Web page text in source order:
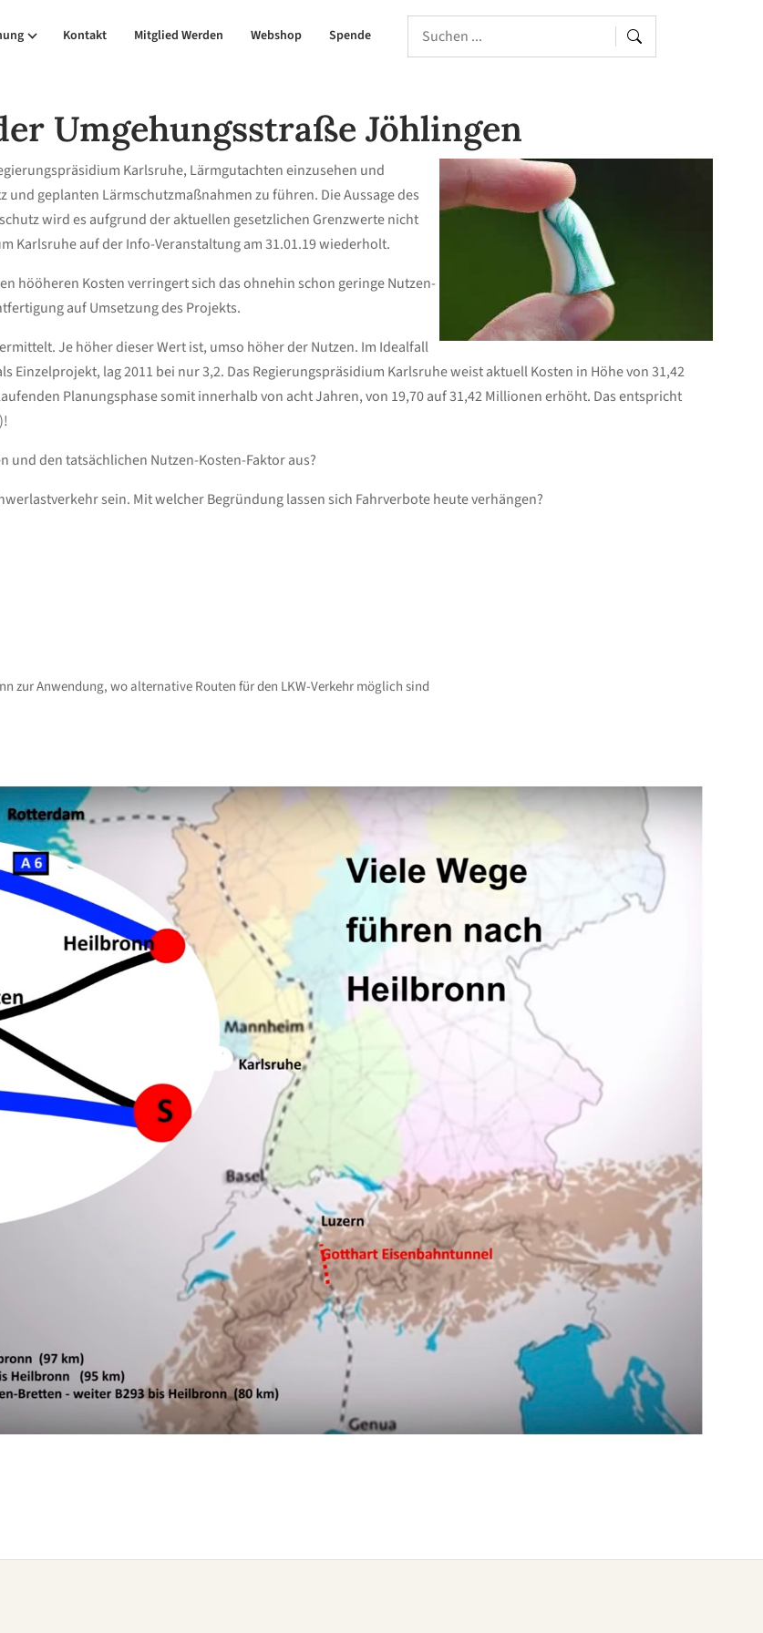
Kontakt Mitglied Werden Webshop Spende
Umgehungsstraße Jöhlingen
Karlsruhe, Lärmgutachten einzusehen und
geplanten Lärmschutzmaßnahmen zu führen. Die Aussage des
wird es aufgrund der aktuellen gesetzlichen Grenzwerte nicht
Karlsruhe auf der Info-Veranstaltung am 31.01.19 wiederholt.
hööheren Kosten verringert sich das ohnehin schon geringe Nutzen-
auf Umsetzung des Projekts.
Je höher dieser Wert ist, umso höher der Nutzen. Im Idealfall
Einzelprojekt, lag 2011 bei nur 3,2. Das Regierungspräsidium Karlsruhe weist aktuell Kosten in Höhe von 31,42
Planungsphase somit innerhalb von acht Jahren, von 19,70 auf 31,42 Millionen erhöht. Das entspricht
und den tatsächlichen Nutzen-Kosten-Faktor aus?
sein. Mit welcher Begründung lassen sich Fahrverbote heute verhängen?
zur Anwendung, wo alternative Routen für den LKW-Verkehr möglich sind